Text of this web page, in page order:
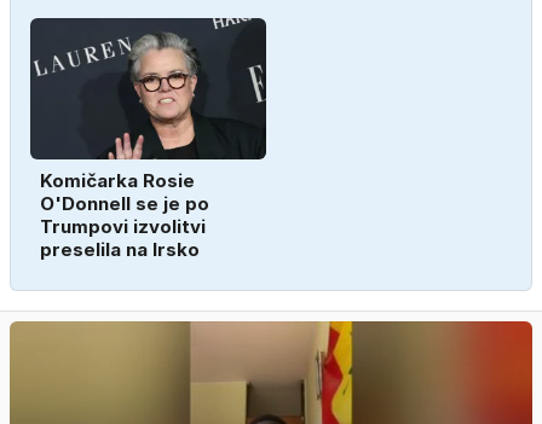
Komičarka Rosie
O'Donnell se je po
Trumpovi izvolitvi
preselila na Irsko